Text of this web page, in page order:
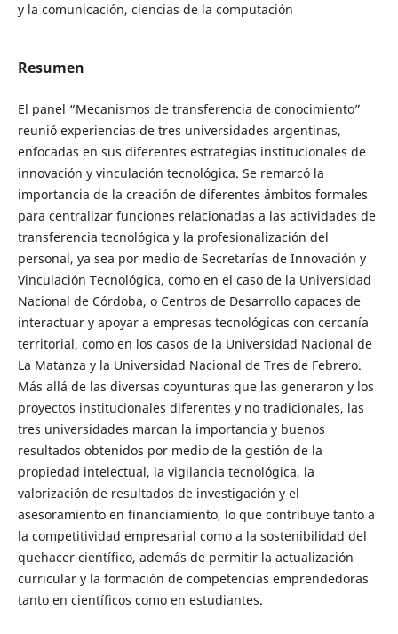
y la comunicación, ciencias de la computación
Resumen
El panel “Mecanismos de transferencia de conocimiento”
reunió experiencias de tres universidades argentinas,
enfocadas en sus diferentes estrategias institucionales de
innovación y vinculación tecnológica. Se remarcó la
importancia de la creación de diferentes ámbitos formales
para centralizar funciones relacionadas a las actividades de
transferencia tecnológica y la profesionalización del
personal, ya sea por medio de Secretarías de Innovación y
Vinculación Tecnológica, como en el caso de la Universidad
Nacional de Córdoba, o Centros de Desarrollo capaces de
interactuar y apoyar a empresas tecnológicas con cercanía
territorial, como en los casos de la Universidad Nacional de
La Matanza y la Universidad Nacional de Tres de Febrero.
Más allá de las diversas coyunturas que las generaron y los
proyectos institucionales diferentes y no tradicionales, las
tres universidades marcan la importancia y buenos
resultados obtenidos por medio de la gestión de la
propiedad intelectual, la vigilancia tecnológica, la
valorización de resultados de investigación y el
asesoramiento en financiamiento, lo que contribuye tanto a
la competitividad empresarial como a la sostenibilidad del
quehacer científico, además de permitir la actualización
curricular y la formación de competencias emprendedoras
tanto en científicos como en estudiantes.